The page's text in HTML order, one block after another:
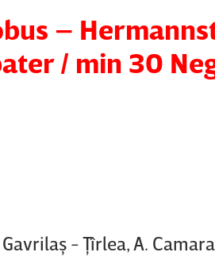
–
/ min 30
- Ţîrlea, A.